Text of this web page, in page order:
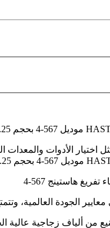
اختيار الأدوات
هاستينج 567-4
الجودة العالمية،
من ألياف زجاجية عالية